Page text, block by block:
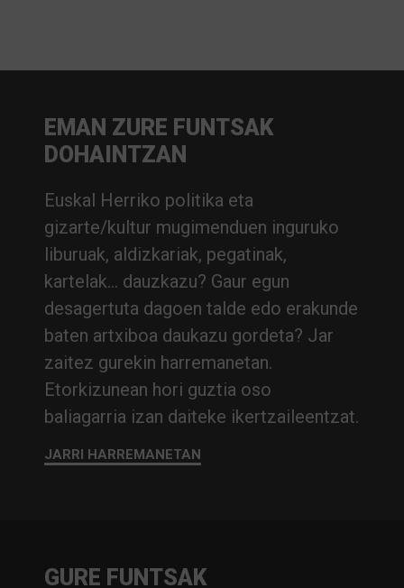
EMAN ZURE FUNTSAK
DOHAINTZAN
Euskal Herriko politika eta
gizarte/kultur mugimenduen inguruko
liburuak, aldizkariak, pegatinak,
kartelak… dauzkazu? Gaur egun
desagertuta dagoen talde edo erakunde
baten artxiboa daukazu gordeta? Jar
zaitez gurekin harremanetan.
Etorkizunean hori guztia oso
baliagarria izan daiteke ikertzaileentzat.
JARRI HARREMANETAN
GURE FUNTSAK